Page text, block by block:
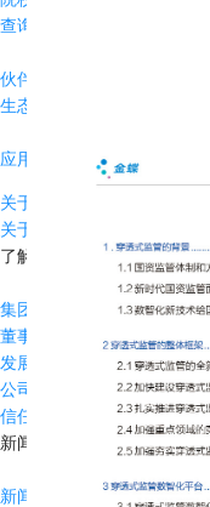
查询合作伙伴
伙伴资质查询
生态产品
应用市场
关于金蝶
关于金蝶
了解金蝶
集团介绍
董事及管理层
发展历程
公司荣誉
信任中心
新闻与活动
新闻动态